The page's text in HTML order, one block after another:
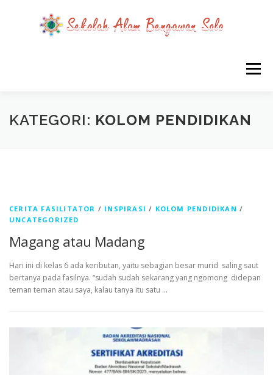
Menu
BERANDA SEMUA TENTANG SABS
PROYEK SISWA SABS RILIS MEDIA TENTANG SABS
PPDB SD
KATEGORI: KOLOM PENDIDIKAN
CERITA FASILITATOR / INSPIRASI / KOLOM PENDIDIKAN /
UNCATEGORIZED
Magang atau Madang
Hari ini di kelas 6 ada keributan, yaitu sebagian besar murid saling saut
bertanya pada fasilnya. “sudah sudah sekarang yang ngomong didepan
teman teman atau saya, kalau tanya itu satu …